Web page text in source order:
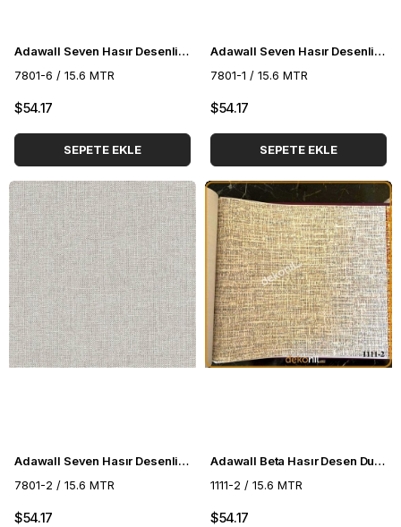
Adawall Seven Hasır Desenli Duvar Kağıdı 7801-6
7801-6 / 15.6 MTR
$54.17
SEPETE EKLE
Adawall Seven Hasır Desenli Duvar Kağıdı 7801-1
7801-1 / 15.6 MTR
$54.17
SEPETE EKLE
Adawall Seven Hasır Desenli Duvar Kağıdı 7801-2
7801-2 / 15.6 MTR
$54.17
Adawall Beta Hasır Desen Duvar Kağıdı 1111-2
1111-2 / 15.6 MTR
$54.17